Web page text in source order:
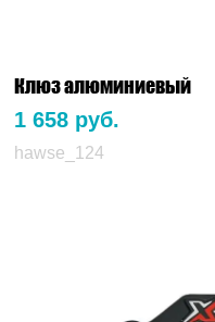
Клюз алюминиевый
1 658 руб.
hawse_124